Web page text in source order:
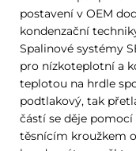
postavení v OEM
kondenzační
Spalinové systémy
pro nízkoteplotní a
teplotou na hrdle
podtlakový, tak
částí se děje
těsnícím kroužkem